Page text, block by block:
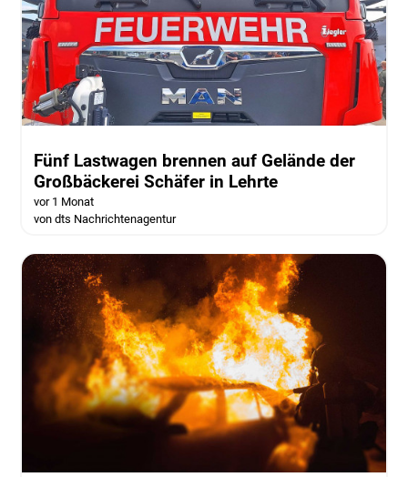
Fünf Lastwagen brennen auf Gelände der
Großbäckerei Schäfer in Lehrte
vor 1 Monat
von dts Nachrichtenagentur